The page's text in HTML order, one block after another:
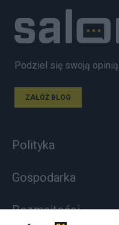
Podziel się swoją opinią
ZAŁÓŻ BLOG
Polityka
Gospodarka
Rozmaitości